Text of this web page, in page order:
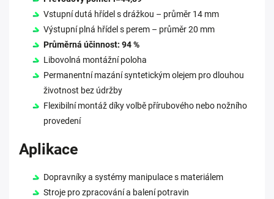
Vstupní dutá hřídel s drážkou – průměr 14 mm
Výstupní plná hřídel s perem – průměr 20 mm
Průměrná účinnost: 94 %
Libovolná montážní poloha
Permanentní mazání syntetickým olejem pro dlouhou
životnost bez údržby
Flexibilní montáž díky volbě přírubového nebo nožního
provedení
Aplikace
Dopravníky a systémy manipulace s materiálem
Stroje pro zpracování a balení potravin